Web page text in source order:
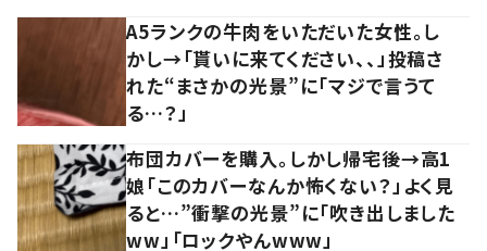
A5ランクの牛肉をいただいた女性。し
かし→「貰いに来てください、、」投稿さ
れた“まさかの光景”に「マジで言うて
る…？」
布団カバーを購入。しかし帰宅後→高1
娘「このカバーなんか怖くない？」よく見
ると…”衝撃の光景”に「吹き出しました
ww」「ロックやんwww」